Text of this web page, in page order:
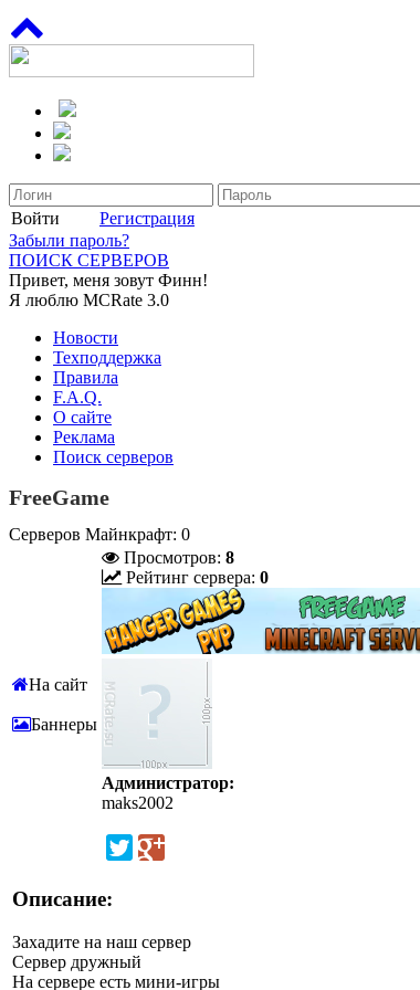
Войти
Регистрация
Забыли пароль?
ПОИСК СЕРВЕРОВ
Привет, меня зовут Финн!
Я люблю MCRate 3.0
Новости
Техподдержка
Правила
F.A.Q.
О сайте
Реклама
Поиск серверов
FreeGame
Серверов Майнкрафт: 0
На сайт
Баннеры
Просмотров: 8
Рейтинг сервера: 0
Администратор:
maks2002
Описание:
Захадите на наш сервер
Сервер дружный
На сервере есть мини-игры